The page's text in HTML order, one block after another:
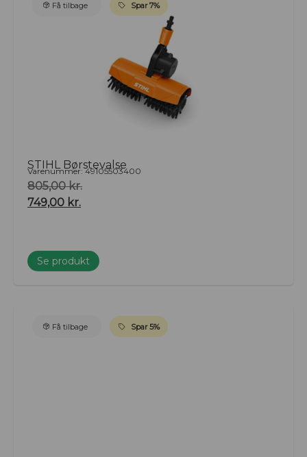
Få tilbage Spar 7%
STIHL Børstevalse
Varenummer: 49105503400
805,00kr.
749,00 kr.
Se produkt
Få tilbage Spar 5%